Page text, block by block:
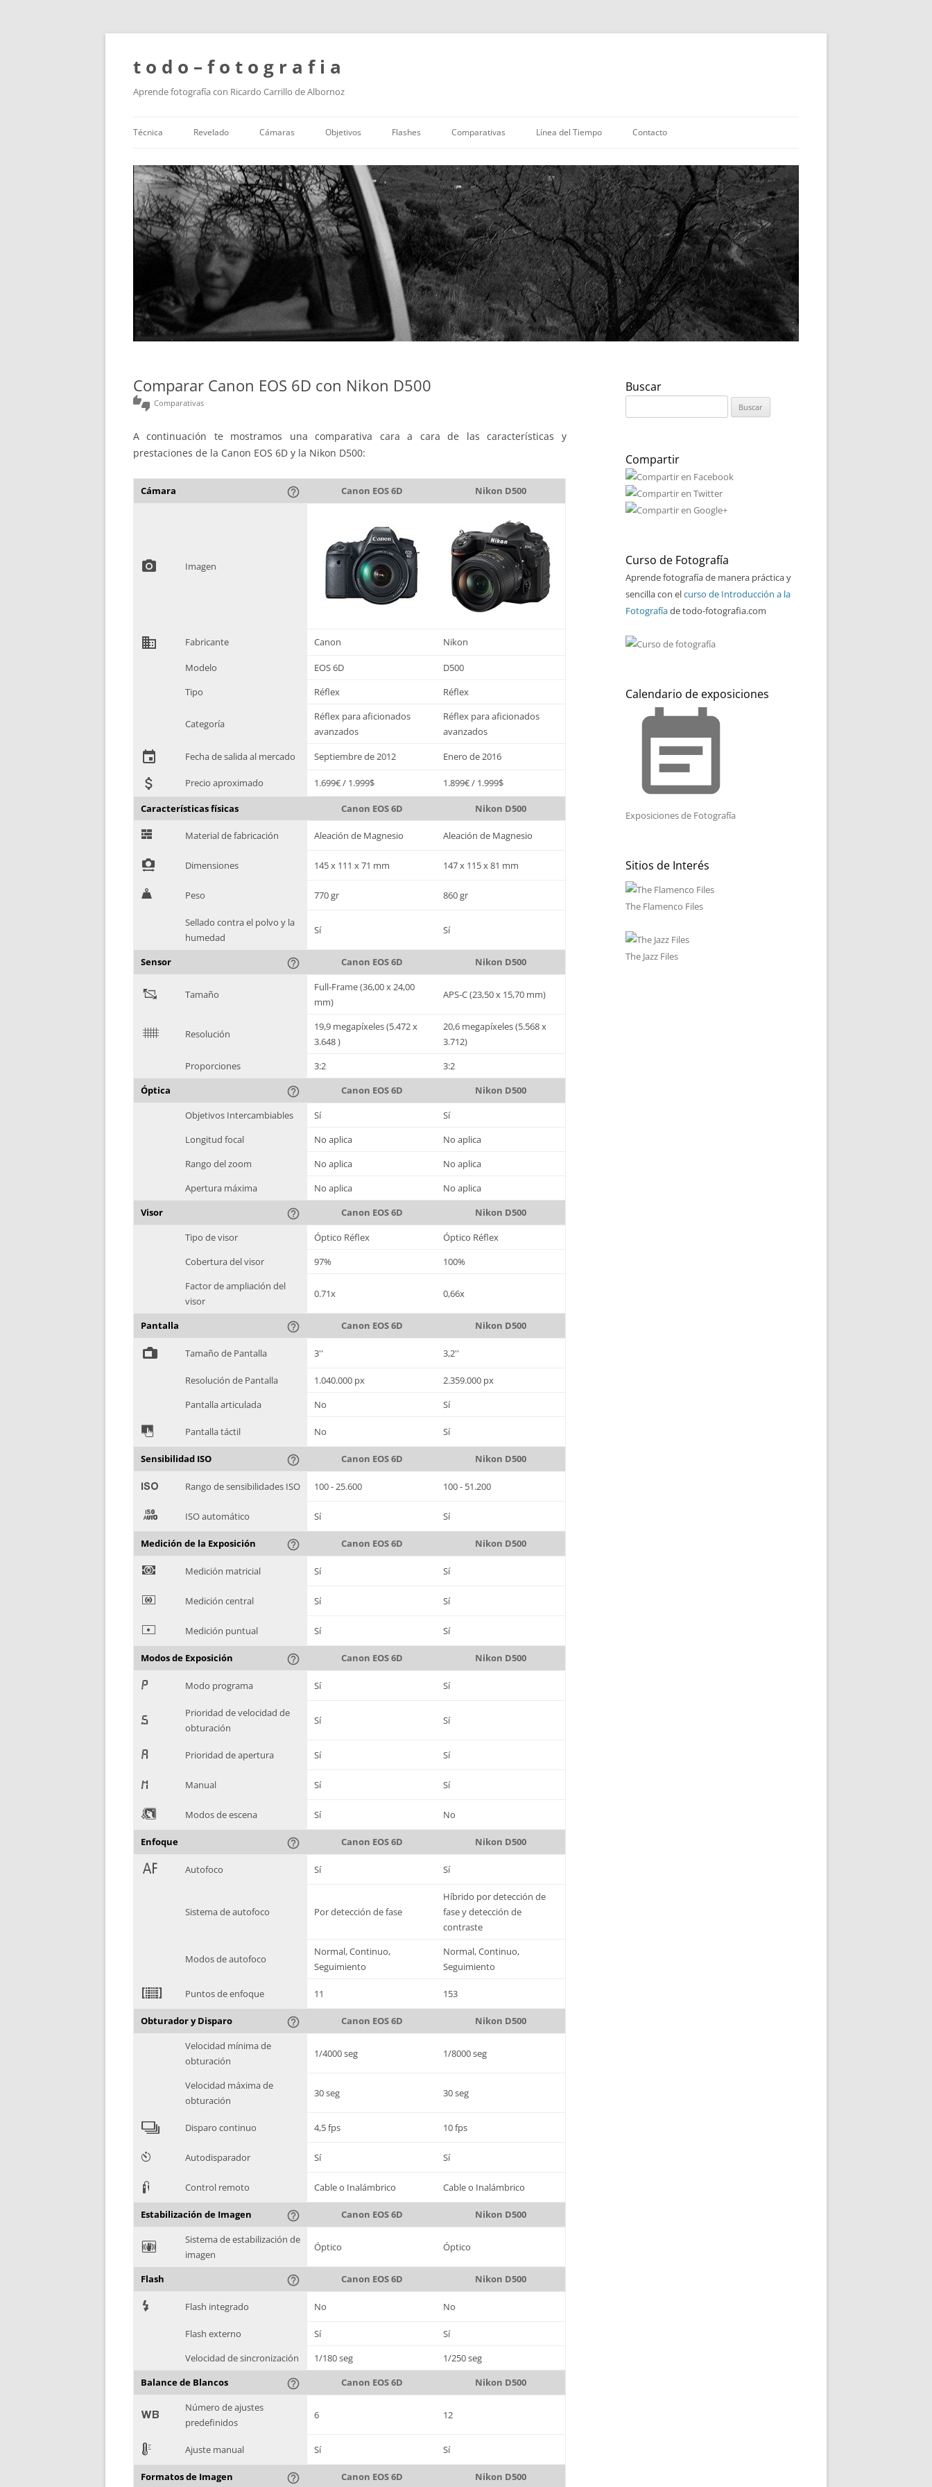
t o d o – f o t o g r a f i a
Aprende fotografía con Ricardo Carrillo de Albornoz
al
contenido
Técnica Revelado Cámaras Objetivos Flashes Comparativas Línea del Tiempo Contacto
Comparar Canon EOS 6D con Nikon D500
thumbs_up_down Comparativas
A continuación te mostramos una comparativa cara a cara de las características y
prestaciones de la Canon EOS 6D y la Nikon D500:
Cámara help_outline Canon EOS 6D Nikon D500
photo_camera Imagen
domain Fabricante Canon Nikon
Modelo EOS 6D
D500
Tipo
Réflex Réflex
Categoría
Réflex para aficionados
avanzados
Réflex para aficionados
avanzados
event Fecha de salida al mercado Septiembre de 2012 Enero de 2016
attach_money Precio aproximado 1.699€ / 1.999$ 1.899€ / 1.999$
Características físicas Canon EOS 6D Nikon D500
G Material de fabricación Aleación de Magnesio Aleación de Magnesio
! Dimensiones 145 x 111 x 71 mm 147 x 115 x 81 mm
H Peso 770 gr 860 gr
Sellado contra el polvo y la
humedad
Sí Sí
Sensor help_outline Canon EOS 6D Nikon D500
" Tamaño
Full-Frame (36,00 x 24,00
mm)
APS-C (23,50 x 15,70 mm)
$ Resolución
19,9 megapíxeles (5.472 x
3.648 )
20,6 megapíxeles (5.568 x
3.712)
Proporciones
3:2
3:2
Óptica
help_outline Canon EOS 6D
Nikon D500
Objetivos Intercambiables
Sí
Sí
Longitud focal
No aplica
No aplica
Rango del zoom
No aplica
No aplica
Apertura máxima
No aplica
No aplica
Visor
help_outline Canon EOS 6D
Nikon D500
Tipo de visor
Óptico Réflex
Óptico Réflex
Cobertura del visor
97%
100%
Factor de ampliación del
visor
0.71x 0,66x
Pantalla help_outline Canon EOS 6D Nikon D500
% Tamaño de Pantalla 3'' 3,2''
Resolución de Pantalla 1.040.000 px
2.359.000 px
Pantalla articulada
No Sí
& Pantalla táctil No Sí
Sensibilidad ISO help_outline Canon EOS 6D Nikon D500
' Rango de sensibilidades ISO 100 - 25.600 100 - 51.200
( ISO automático Sí Sí
Medición de la Exposición help_outline Canon EOS 6D Nikon D500
) Medición matricial Sí Sí
* Medición central Sí Sí
+ Medición puntual Sí Sí
Modos de Exposición help_outline Canon EOS 6D Nikon D500
, Modo programa Sí Sí
-
Prioridad de velocidad de
obturación
Sí Sí
. Prioridad de apertura Sí Sí
/ Manual Sí Sí
0 Modos de escena Sí No
Enfoque help_outline Canon EOS 6D Nikon D500
1 Autofoco Sí Sí
Sistema de autofoco Por detección de fase
Híbrido por detección de
fase y detección de
contraste
Modos de autofoco
Normal, Continuo,
Seguimiento
Normal, Continuo,
Seguimiento
2 Puntos de enfoque 11 153
Obturador y Disparo help_outline Canon EOS 6D
Nikon D500
Velocidad mínima de
obturación
1/4000 seg 1/8000 seg
Velocidad máxima de
obturación
30 seg 30 seg
4 Disparo continuo 4,5 fps 10 fps
6 Autodisparador Sí Sí
3 Control remoto Cable o Inalámbrico Cable o Inalámbrico
Estabilización de Imagen help_outline Canon EOS 6D Nikon D500
F
Sistema de estabilización de
imagen
Óptico Óptico
Flash help_outline Canon EOS 6D Nikon D500
7 Flash integrado No No
Flash externo Sí
Sí
Velocidad de sincronización
1/180 seg
1/250 seg
Balance de Blancos
help_outline Canon EOS 6D Nikon D500
9
Número de ajustes
predefinidos
6 12
E Ajuste manual Sí Sí
Formatos de Imagen help_outline Canon EOS 6D Nikon D500
Buscar
Compartir
Curso de Fotografía
Aprende fotografía de manera práctica y
sencilla con elcurso de Introducción a la
Fotografíade todo-fotografia.com
Calendario de exposiciones
event_note
Exposiciones de Fotografía
Sitios de Interés
The Flamenco Files
The Jazz Files